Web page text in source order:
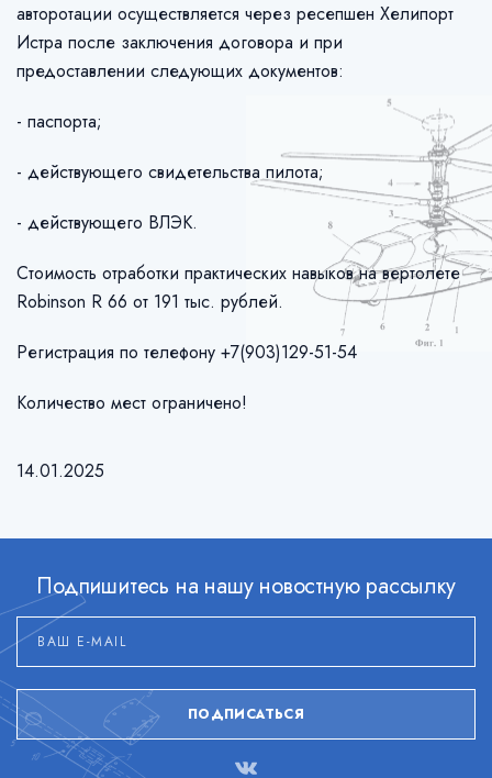
авторотации осуществляется через ресепшен Хелипорт
Истра после заключения договора и при
предоставлении следующих документов:
- паспорта;
- действующего свидетельства пилота;
- действующего ВЛЭК.
Стоимость отработки практических навыков на вертолете
Robinson R 66 от 191 тыс. рублей.
Регистрация по телефону +7(903)129-51-54
Количество мест ограничено!
14.01.2025
Подпишитесь на нашу новостную рассылку
ПОДПИСАТЬСЯ